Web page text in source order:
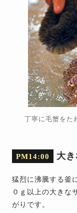
丁寧に毛蟹をた
PM14:00 大
猛烈に沸騰する釜
０ｇ以上の大きな
がりです。